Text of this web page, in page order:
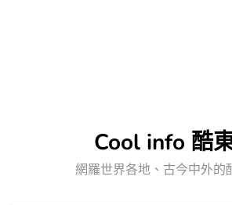
Cool info 酷
網羅世界各地、古今中外的